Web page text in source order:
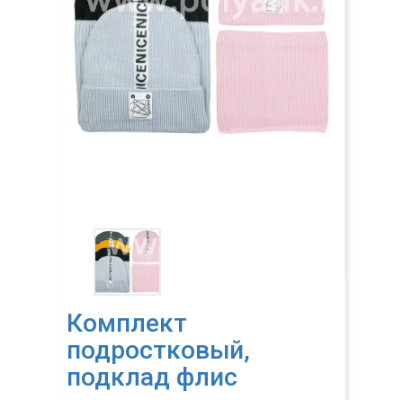
Комплект
подростковый,
подклад флис